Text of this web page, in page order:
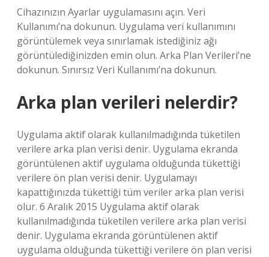
Cihazınızın Ayarlar uygulamasını açın. Veri
Kullanımı’na dokunun. Uygulama veri kullanımını
görüntülemek veya sınırlamak istediğiniz ağı
görüntülediğinizden emin olun. Arka Plan Verileri’ne
dokunun. Sınırsız Veri Kullanımı’na dokunun.
Arka plan verileri nelerdir?
Uygulama aktif olarak kullanılmadığında tüketilen
verilere arka plan verisi denir. Uygulama ekranda
görüntülenen aktif uygulama olduğunda tükettiği
verilere ön plan verisi denir. Uygulamayı
kapattığınızda tükettiği tüm veriler arka plan verisi
olur. 6 Aralık 2015 Uygulama aktif olarak
kullanılmadığında tüketilen verilere arka plan verisi
denir. Uygulama ekranda görüntülenen aktif
uygulama olduğunda tükettiği verilere ön plan verisi